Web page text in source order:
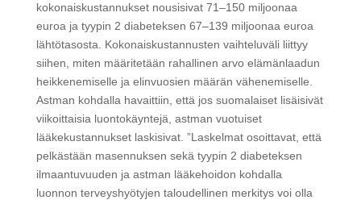
kokonaiskustannukset nousisivat 71–150 miljoonaa
euroa ja tyypin 2 diabeteksen 67–139 miljoonaa euroa
lähtötasosta. Kokonaiskustannusten vaihteluväli liittyy
siihen, miten määritetään rahallinen arvo elämänlaadun
heikkenemiselle ja elinvuosien määrän vähenemiselle.
Astman kohdalla havaittiin, että jos suomalaiset lisäisivät
viikoittaisia luontokäyntejä, astman vuotuiset
lääkekustannukset laskisivat. ”Laskelmat osoittavat, että
pelkästään masennuksen sekä tyypin 2 diabeteksen
ilmaantuvuuden ja astman lääkehoidon kohdalla
luonnon terveyshyötyjen taloudellinen merkitys voi olla